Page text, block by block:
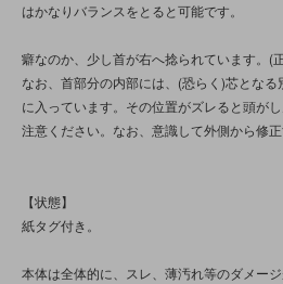
はかなりバランスをとると可能です。
癖なのか、少し首が右へ捻られています。(
なお、首部分の内部には、(恐らく)芯とな
に入っています。その位置がズレると頭が
注意ください。なお、意識して外側から修正
【状態】
紙タグ付き。
本体は全体的に、スレ、薄汚れ等のダメージ